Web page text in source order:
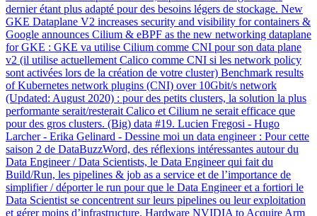
dernier étant plus adapté pour des besoins légers de stockage. New
GKE Dataplane V2 increases security and visibility for containers &
Google announces Cilium & eBPF as the new networking dataplane
for GKE : GKE va utilise Cilium comme CNI pour son data plane
v2 (il utilise actuellement Calico comme CNI si les network policy
sont activées lors de la création de votre cluster) Benchmark results
of Kubernetes network plugins (CNI) over 10Gbit/s network
(Updated: August 2020) : pour des petits clusters, la solution la plus
performante serait/resterait Calico et Cilium ne serait efficace que
pour des gros clusters. (Big) data #19. Lucien Fregosi - Hugo
Larcher - Erika Gelinard - Dessine moi un data engineer : Pour cette
saison 2 de DataBuzzWord, des réflexions intéressantes autour du
Data Engineer / Data Scientists, le Data Engineer qui fait du
Build/Run, les pipelines & job as a service et de l’importance de
simplifier / déporter le run pour que le Data Engineer et a fortiori le
Data Scientist se concentrent sur leurs pipelines ou leur exploitation
et gérer moins d’infrastructure. Hardware NVIDIA to Acquire Arm